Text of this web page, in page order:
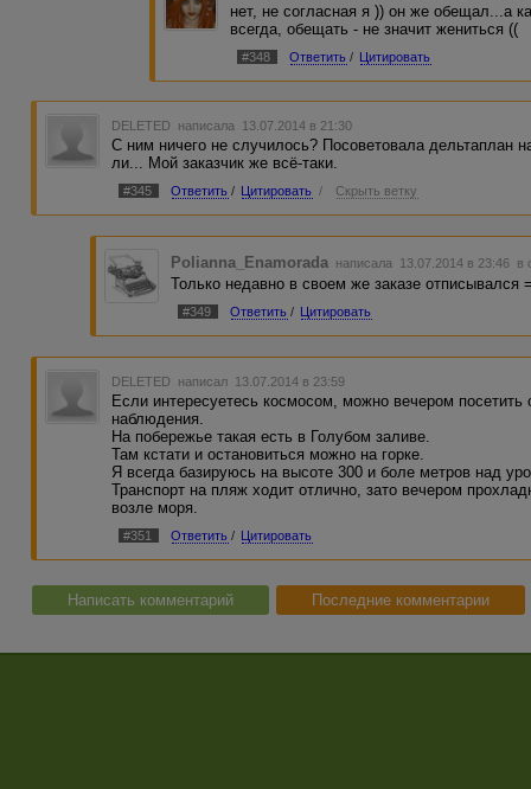
нет, не согласная я )) он же обещал...а
всегда, обещать - не значит жениться ((
#348 Ответить / Цитировать
DELETED написала 13.07.2014 в 21:30
С ним ничего не случилось? Посоветовала дельтаплан
ли... Мой заказчик же всё-таки.
#345 Ответить / Цитировать / Скрыть ветку
Polianna_Enamorada написала 13.07.2014 в 23:46 в
Только недавно в своем же заказе отписывался
#349 Ответить / Цитировать
DELETED написал 13.07.2014 в 23:59
Если интересуетесь космосом, можно вечером посетить
наблюдения.
На побережье такая есть в Голубом заливе.
Там кстати и остановиться можно на горке.
Я всегда базируюсь на высоте 300 и боле метров над
Транспорт на пляж ходит отлично, зато вечером
возле моря.
#351 Ответить / Цитировать
Написать комментарий Последние комментарии